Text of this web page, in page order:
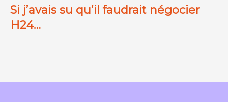
Si j’avais su qu’il faudrait négocier
H24…